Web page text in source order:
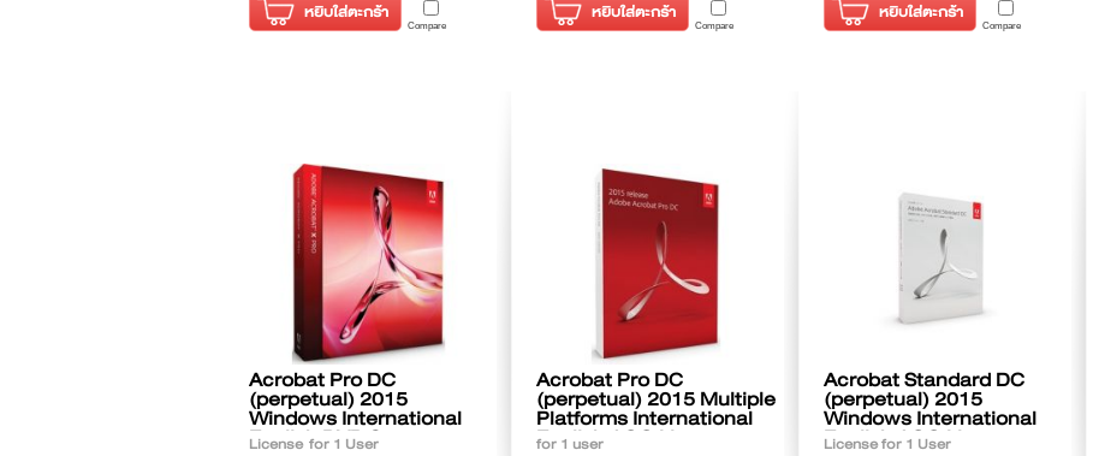
หยิบใส่ตะกร้า
Compare
หยิบใส่ตะกร้า
Compare
หยิบใส่ตะกร้า
Compare
Acrobat Pro DC
(perpetual) 2015
Windows International
English DVD Set
License for 1 User
Acrobat Pro DC
(perpetual) 2015 Multiple
Platforms International
English AOO License
for 1 user
Acrobat Standard DC
(perpetual) 2015
Windows International
English AOO License
License for 1 User